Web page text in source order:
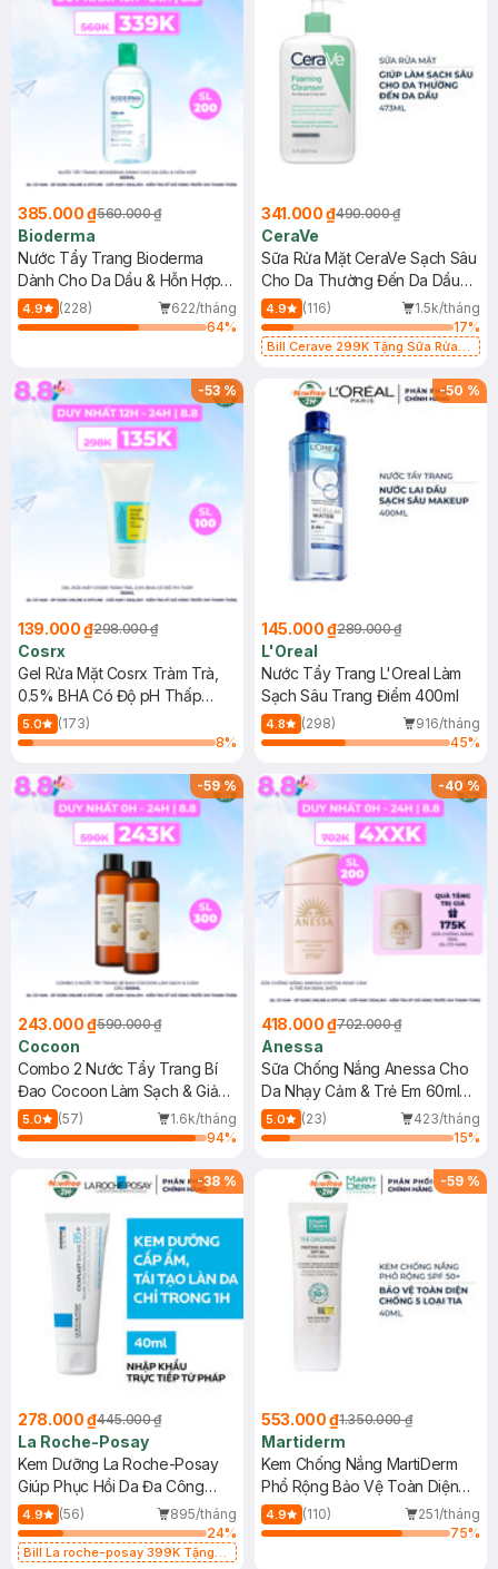
385.000 ₫560.000 ₫
Bioderma
Nước Tẩy Trang Bioderma
Dành Cho Da Dầu & Hỗn Hợp
500ml
4.9 (228)
622/tháng
64%
341.000 ₫490.000 ₫
CeraVe
Sữa Rửa Mặt CeraVe Sạch Sâu
Cho Da Thường Đến Da Dầu
473ml
4.9 (116)
1.5k/tháng
17%
Bill Cerave 299K Tặng Sữa Rửa
-53%
139.000 ₫298.000 ₫
Cosrx
Gel Rửa Mặt Cosrx Tràm Trà,
0.5% BHA Có Độ pH Thấp
150ml
5.0
(173)
8%
-50 %
145.000 ₫289.000 ₫
L'Oreal
Nước Tẩy Trang L'Oreal Làm
Sạch Sâu Trang Điểm 400ml
4.8 (298)
916/tháng
45%
-59%
243.000 ₫590.000 ₫
Cocoon
Combo 2 Nước Tẩy Trang Bí
Đao Cocoon Làm Sạch & Giảm
Dầu 500ml
5.0 (57)
1.6k/tháng
94%
-40%
418.000 ₫702.000 ₫
Anessa
Sữa Chống Nắng Anessa Cho
Da Nhạy Cảm & Trẻ Em 60ml
(Mới)
5.0 (23)
423/tháng
15%
-38 %
278.000 ₫445.000 ₫
La Roche-Posay
Kem Dưỡng La Roche-Posay
Giúp Phục Hồi Da Đa Công
Dụng 40ml
4.9 (56)
895/tháng
24%
Bill La roche-posay 399K Tặng
-59 %
553.000 ₫1.350.000 ₫
Martiderm
Kem Chống Nắng MartiDerm
Phổ Rộng Bảo Vệ Toàn Diện
40ml
4.9 (110)
251/tháng
75%